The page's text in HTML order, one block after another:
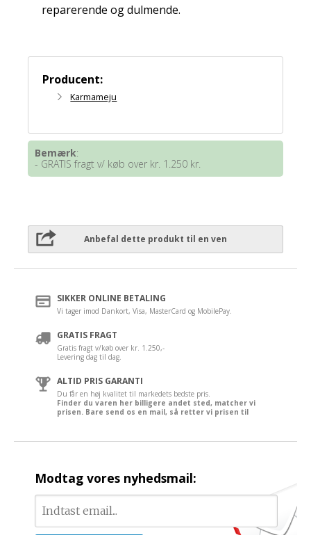
reparerende og dulmende.
Producent:
Karmameju
Bemærk:
- GRATIS fragt v/ køb over kr. 1.250 kr.
Anbefal dette produkt til en ven
SIKKER ONLINE BETALING
Vi tager imod Dankort, Visa, MasterCard og MobilePay.
GRATIS FRAGT
Gratis fragt v/køb over kr. 1.250,-
Levering dag til dag.
ALTID PRIS GARANTI
Du får en høj kvalitet til markedets bedste pris.
Finder du varen her billigere andet sted, matcher vi
prisen. Bare send os en mail, så retter vi prisen til
Modtag vores nyhedsmail: